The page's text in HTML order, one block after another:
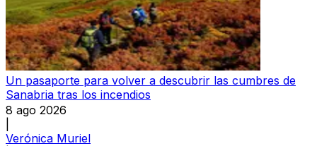
Un pasaporte para volver a descubrir las cumbres de
Sanabria tras los incendios
8 ago 2026
Verónica Muriel